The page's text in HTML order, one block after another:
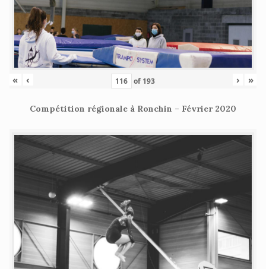
« ‹ of 193 › »
Compétition régionale à Ronchin – Février 2020